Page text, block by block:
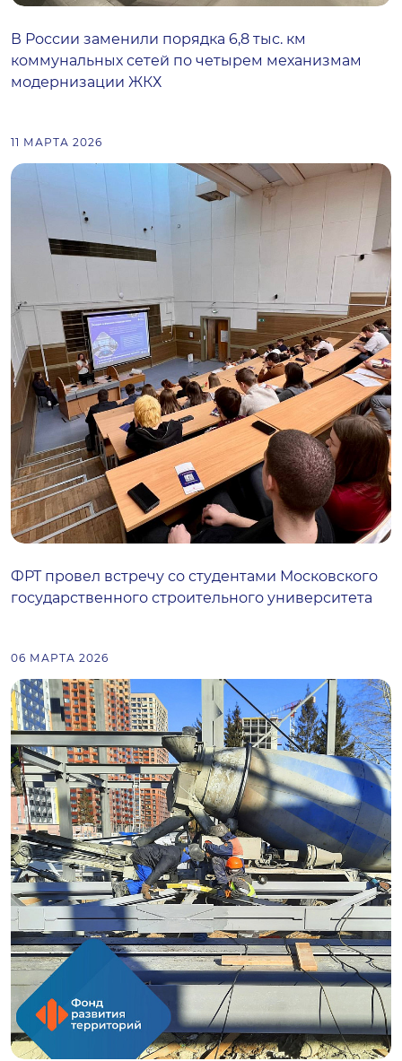
В России заменили порядка 6,8 тыс. км
коммунальных сетей по четырем механизмам
модернизации ЖКХ
11 МАРТА 2026
ФРТ провел встречу со студентами Московского
государственного строительного университета
06 МАРТА 2026